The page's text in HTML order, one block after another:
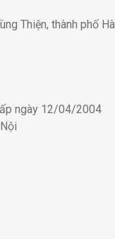
Thiện, thành phố Hà
ngày 12/04/2004